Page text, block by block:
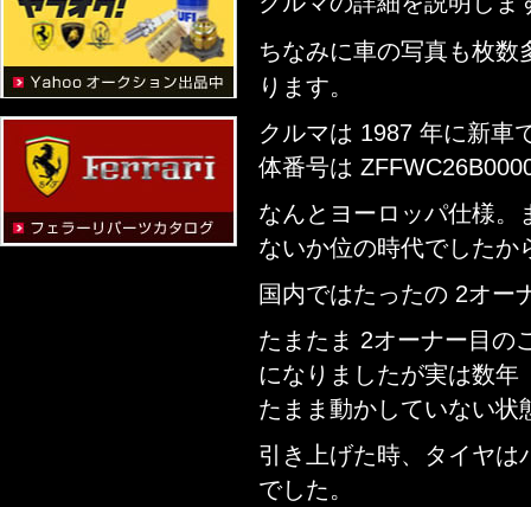
ちなみに車の写真も枚数
ります。
クルマは 1987 年に新車
体番号は
なんとヨーロッパ仕様。
ないか位の時代でしたか
国内ではたったの 2オー
たまたま 2オーナー目の
になりましたが実は数年
たまま動かしていない状
引き上げた時、タイヤは
でした。